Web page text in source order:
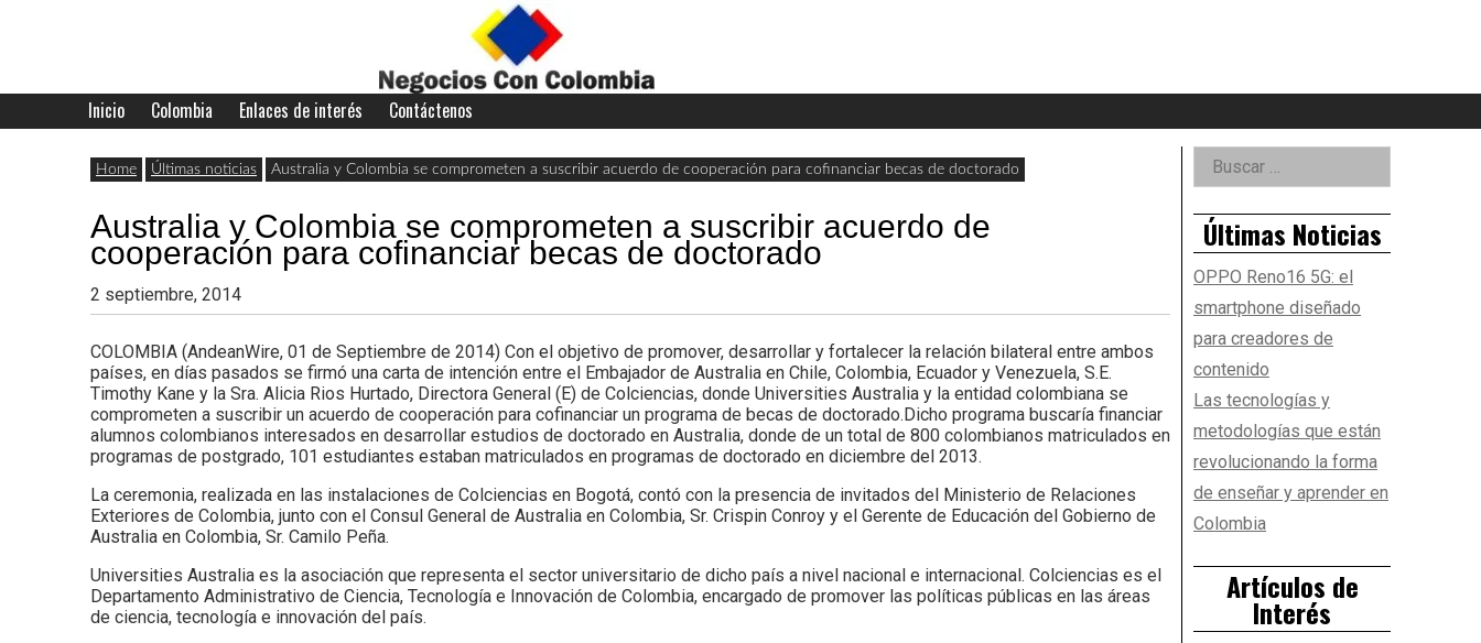
Negocios
con
Colombia
Últimas
noticias,
y
actualidad
de
negocios
con
Colombia.
Widget
Inicio Colombia Enlaces de interés Contáctenos
Home Últimas noticias Australia y Colombia se comprometen a suscribir acuerdo de cooperación para cofinanciar becas de doctorado
Australia y Colombia se comprometen a suscribir acuerdo de
cooperación para cofinanciar becas de doctorado
2 septiembre, 2014
COLOMBIA (AndeanWire, 01 de Septiembre de 2014) Con el objetivo de promover, desarrollar y fortalecer la relación bilateral entre ambos
países, en días pasados se firmó una carta de intención entre el Embajador de Australia en Chile, Colombia, Ecuador y Venezuela, S.E.
Timothy Kane y la Sra. Alicia Rios Hurtado, Directora General (E) de Colciencias, donde Universities Australia y la entidad colombiana se
comprometen a suscribir un acuerdo de cooperación para cofinanciar un programa de becas de doctorado.Dicho programa buscaría financiar
alumnos colombianos interesados en desarrollar estudios de doctorado en Australia, donde de un total de 800 colombianos matriculados en
programas de postgrado, 101 estudiantes estaban matriculados en programas de doctorado en diciembre del 2013.
La ceremonia, realizada en las instalaciones de Colciencias en Bogotá, contó con la presencia de invitados del Ministerio de Relaciones
Exteriores de Colombia, junto con el Consul General de Australia en Colombia, Sr. Crispin Conroy y el Gerente de Educación del Gobierno de
Australia en Colombia, Sr. Camilo Peña.
Universities Australia es la asociación que representa el sector universitario de dicho país a nivel nacional e internacional. Colciencias es el
Departamento Administrativo de Ciencia, Tecnología e Innovación de Colombia, encargado de promover las políticas públicas en las áreas
de ciencia, tecnología e innovación del país.
Right
Asides
Buscar:
Últimas Noticias
OPPO Reno16 5G: el
smartphone diseñado
para creadores de
contenido
Las tecnologías y
metodologías que están
revolucionando la forma
de enseñar y aprender en
Colombia
Artículos de
Interés